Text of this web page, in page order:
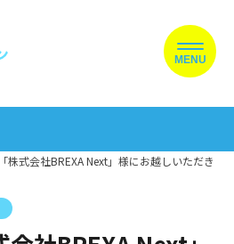
MENU
株式会社BREXA Next」様にお越しいただき